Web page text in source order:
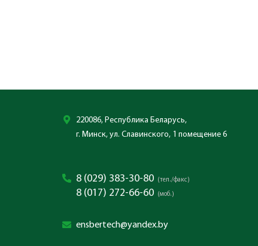
220086, Республика Беларусь,
г. Минск, ул. Славинского, 1 помещение 6
8 (029) 383-30-80 (тел./факс)
8 (017) 272-66-60 (моб.)
ensbertech@yandex.by